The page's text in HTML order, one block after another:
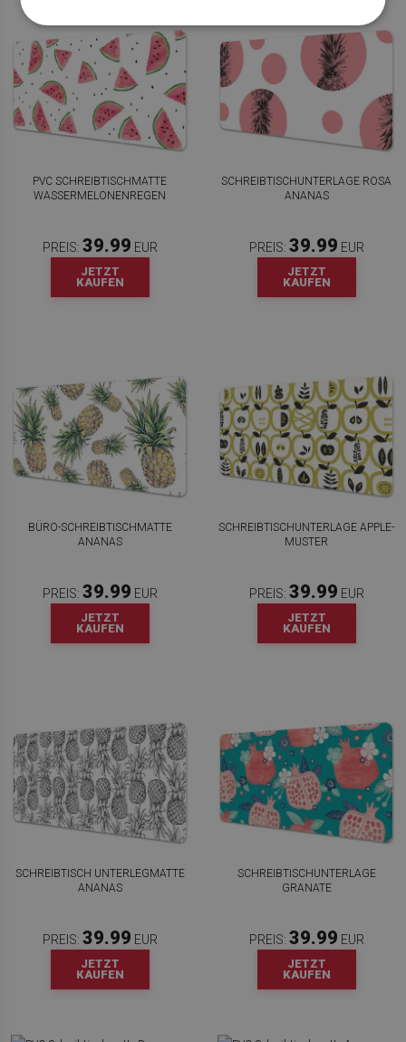
PVC SCHREIBTISCHMATTE
WASSERMELONENREGEN
PREIS: 39.99 EUR
JETZT
KAUFEN
SCHREIBTISCHUNTERLAGE ROSA
ANANAS
PREIS: 39.99 EUR
JETZT
KAUFEN
BÜRO-SCHREIBTISCHMATTE
ANANAS
PREIS: 39.99 EUR
JETZT
KAUFEN
SCHREIBTISCHUNTERLAGE APPLE-
MUSTER
PREIS: 39.99 EUR
JETZT
KAUFEN
SCHREIBTISCH UNTERLEGMATTE
ANANAS
PREIS: 39.99 EUR
JETZT
KAUFEN
SCHREIBTISCHUNTERLAGE
GRANATE
PREIS: 39.99 EUR
JETZT
KAUFEN